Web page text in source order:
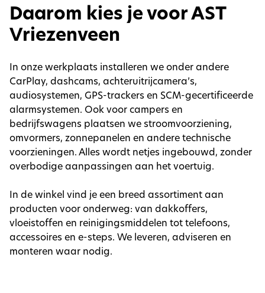
Daarom kies je voor AST
Vriezenveen
In onze werkplaats installeren we onder andere
CarPlay, dashcams, achteruitrijcamera’s,
audiosystemen, GPS-trackers en SCM-gecertificeerde
alarmsystemen. Ook voor campers en
bedrijfswagens plaatsen we stroomvoorziening,
omvormers, zonnepanelen en andere technische
voorzieningen. Alles wordt netjes ingebouwd, zonder
overbodige aanpassingen aan het voertuig.
In de winkel vind je een breed assortiment aan
producten voor onderweg: van dakkoffers,
vloeistoffen en reinigingsmiddelen tot telefoons,
accessoires en e-steps. We leveren, adviseren en
monteren waar nodig.